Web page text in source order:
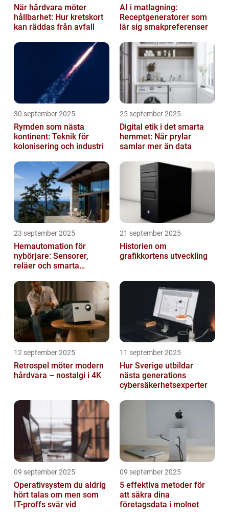
När hårdvara möter
hållbarhet: Hur kretskort
kan räddas från avfall
AI i matlagning:
Receptgeneratorer som
lär sig smakpreferenser
30 september 2025
Rymden som nästa
kontinent: Teknik för
kolonisering och industri
25 september 2025
Digital etik i det smarta
hemmet: När prylar
samlar mer än data
23 september 2025
Hemautomation för
nybörjare: Sensorer,
reläer och smarta
21 september 2025
Historien om
grafikkortens utveckling
12 september 2025
Retrospel möter modern
hårdvara – nostalgi i 4K
11 september 2025
Hur Sverige utbildar
nästa generations
cybersäkerhetsexperter
09 september 2025
Operativsystem du aldrig
hört talas om men som
IT-proffs svär vid
09 september 2025
5 effektiva metoder för
att säkra dina
företagsdata i molnet